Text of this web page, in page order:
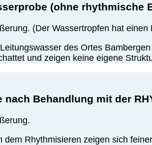
(ohne rhythmische
(Der Wassertropfen hat
des Ortes
und zeigen keine eigene
nach Behandlung mit der
dem Rhythmisieren zeigen sich